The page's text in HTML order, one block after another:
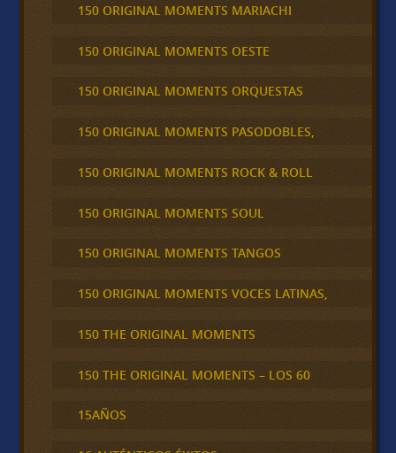
150 ORIGINAL MOMENTS MARIACHI
150 ORIGINAL MOMENTS OESTE
150 ORIGINAL MOMENTS ORQUESTAS
150 ORIGINAL MOMENTS PASODOBLES,
150 ORIGINAL MOMENTS ROCK & ROLL
150 ORIGINAL MOMENTS SOUL
150 ORIGINAL MOMENTS TANGOS
150 ORIGINAL MOMENTS VOCES LATINAS,
150 THE ORIGINAL MOMENTS
150 THE ORIGINAL MOMENTS – LOS 60
15AÑOS